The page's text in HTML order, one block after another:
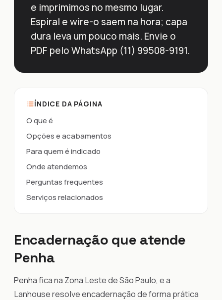
e imprimimos no mesmo lugar.
Espiral e wire-o saem na hora; capa
dura leva um pouco mais. Envie o
PDF pelo WhatsApp (11) 99508-9191.
ÍNDICE DA PÁGINA
O que é
Opções e acabamentos
Para quem é indicado
Onde atendemos
Perguntas frequentes
Serviços relacionados
Encadernação que atende
Penha
Penha fica na Zona Leste de São Paulo, e a
Lanhouse resolve encadernação de forma prática